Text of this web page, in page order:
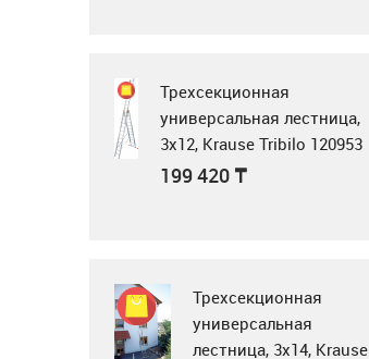
Микроволновая
Трехсекционная
универсальная лестница,
3x12, Krause Tribilo 120953
199 420 ₸
Трехсекционная
универсальная
лестница, 3x14, Krause